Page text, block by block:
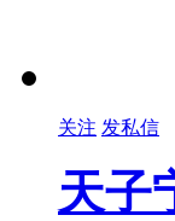
关注 发私信
天子